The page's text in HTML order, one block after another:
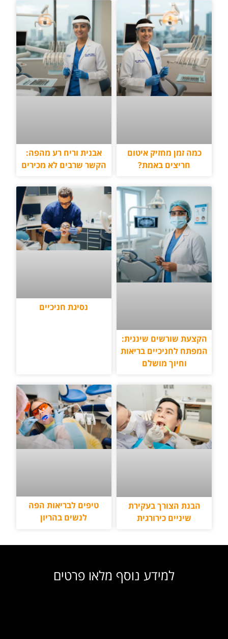
כמה זמן מחזיק איטום
חריצים באמת?
אבנית וריח רע מהפה:
הקשר שרבים לא מכירים
הקצעת שורשים שיננית:
המפתח לחניכיים בריאות
וחיוך מושלם
נסיגת חניכיים
הבנת הצורך בעקירת
שיניים כירורגית
טיפים לבריאות הפה
לנשים בהריון
למידע נוסף מלאו פרטים